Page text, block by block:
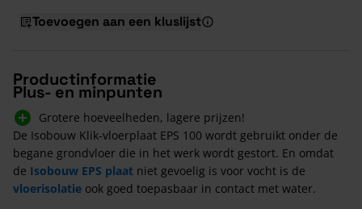
Toevoegen aan een kluslijst
Productinformatie
Plus- en minpunten
Grotere hoeveelheden, lagere prijzen!
De Isobouw Klik-vloerplaat EPS 100 wordt gebruikt onder de
begane grondvloer die in het werk wordt gestort. En omdat
de Isobouw EPS plaat niet gevoelig is voor vocht is de
vloerisolatie ook goed toepasbaar in contact met water.